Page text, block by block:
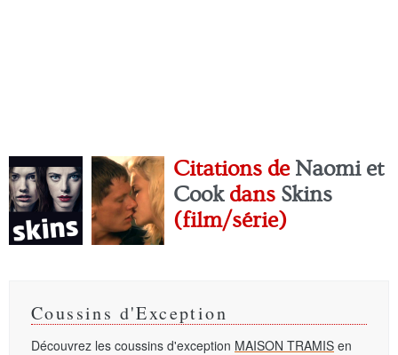
Citations de Naomi et
Cookdans Skins
(film/série)
Coussins d'Exception
Découvrez les coussins d'exception MAISON TRAMIS en